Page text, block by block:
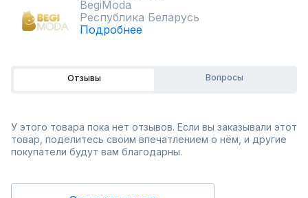
BegiModa
Республика Беларусь
Подробнее
Отзывы Вопросы
У этого товара пока нет отзывов. Если вы заказывали этот
товар, поделитесь своим впечатлением о нём, и другие
покупатели будут вам благодарны.